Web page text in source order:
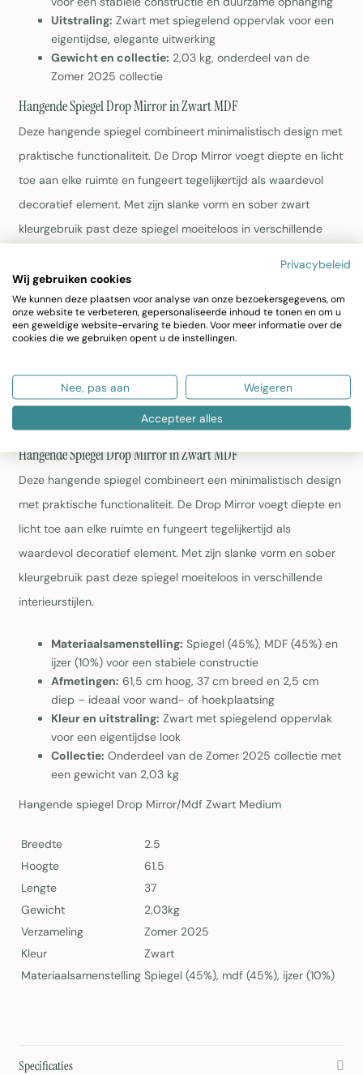
Uitstraling: Zwart met spiegelend oppervlak voor een
eigentijdse, elegante uitwerking
Gewicht en collectie: 2,03 kg, onderdeel van de
Zomer 2025 collectie
Hangende Spiegel Drop Mirror in Zwart MDF
Deze hangende spiegel combineert minimalistisch design met
praktische functionaliteit. De Drop Mirror voegt diepte en licht
toe aan elke ruimte en fungeert tegelijkertijd als waardevol
decoratief element. Met zijn slanke vorm en sober zwart
kleurgebruik past deze spiegel moeiteloos in verschillende
Afmetingen:61,5 cm hoog, 37 cm breed en 2,5 cm
diep – ideaal voor wand- of hoekplaatsing
Materialen:Spiegel (45%), MDF (45%) en ijzer (10%)
eigentijdse, elegante uitwerking
Gewicht en collectie:2,03 kg, onderdeel van de
Zomer 2025 collectie
Hangende Spiegel Drop Mirror in Zwart MDF
Deze hangende spiegel combineert een minimalistisch design
met praktische functionaliteit. De Drop Mirror voegt diepte en
licht toe aan elke ruimte en fungeert tegelijkertijd als
waardevol decoratief element. Met zijn slanke vorm en sober
kleurgebruik past deze spiegel moeiteloos in verschillende
interieurstijlen.
Materiaalsamenstelling: Spiegel (45%), MDF (45%) en
ijzer (10%) voor een stabiele constructie
Afmetingen: 61,5 cm hoog, 37 cm breed en 2,5 cm
diep – ideaal voor wand- of hoekplaatsing
Kleur en uitstraling: Zwart met spiegelend oppervlak
voor een eigentijdse look
Collectie: Onderdeel van de Zomer 2025 collectie met
een gewicht van 2,03 kg
Hangende spiegel Drop Mirror/Mdf Zwart Medium
Breedte
2.5
Hoogte
61.5
Lengte
37
Gewicht
2,03kg
Verzameling
Zomer 2025
Kleur
Zwart
Materiaalsamenstelling Spiegel (45%), mdf (45%), ijzer (10%)
Specificaties
Privacybeleid
Wij gebruiken cookies
We kunnen deze plaatsen voor analyse van onze bezoekersgegevens, om
onze website te verbeteren, gepersonaliseerde inhoud te tonen en om u
een geweldige website-ervaring te bieden. Voor meer informatie over de
cookies die we gebruiken opent u de instellingen.
Nee, pas aan Weigeren
Accepteer alles